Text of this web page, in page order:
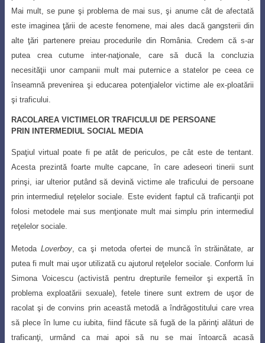
Mai mult, se pune şi problema de mai sus, şi anume cât de afectată
este imaginea ţării de aceste fenomene, mai ales dacă gangsterii din
alte ţări partenere preiau procedurile din România. Credem că s-ar
putea crea cutume inter-naţionale, care să ducă la concluzia
necesităţii unor campanii mult mai puternice a statelor pe ceea ce
înseamnă prevenirea şi educarea potenţialelor victime ale ex-ploatării
şi traficului.
RACOLAREA VICTIMELOR TRAFICULUI DE PERSOANE
PRIN INTERMEDIUL SOCIAL MEDIA
Spaţiul virtual poate fi pe atât de periculos, pe cât este de tentant.
Acesta prezintă foarte multe capcane, în care adeseori tinerii sunt
prinşi, iar ulterior putând să devină victime ale traficului de persoane
prin intermediul reţelelor sociale. Este evident faptul că traficanţii pot
folosi metodele mai sus menţionate mult mai simplu prin intermediul
reţelelor sociale.
Metoda Loverboy, ca şi metoda ofertei de muncă în străinătate, ar
putea fi mult mai uşor utilizată cu ajutorul reţelelor sociale. Conform lui
Simona Voicescu (activistă pentru drepturile femeilor şi expertă în
problema exploatării sexuale), fetele tinere sunt extrem de uşor de
racolat şi de convins prin această metodă a îndrăgostitului care vrea
să plece în lume cu iubita, fiind făcute să fugă de la părinţi alături de
traficanţi, urmând ca mai apoi să nu se mai întoarcă acasă